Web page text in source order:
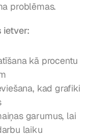
problēmas.
ietver:
kā procentu
kad grafiki
garumus, lai
laiku